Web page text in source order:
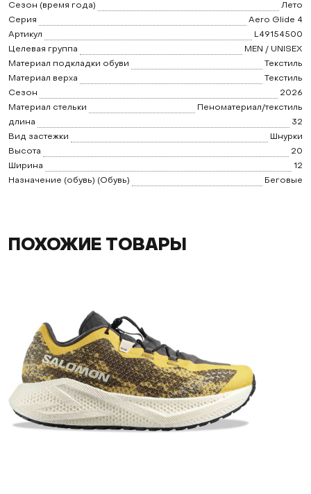
Сезон (время года)
Лето
Серия
Aero Glide 4
Артикул
L49154500
Целевая группа
MEN / UNISEX
Материал подкладки обуви
Текстиль
Материал верха
Текстиль
Сезон
2026
Материал стельки
Пеноматериал/текстиль
длина
32
Вид застежки
Шнурки
Высота
20
Ширина
12
Назначение (обувь) (Обувь)
Беговые
ПОХОЖИЕ ТОВАРЫ